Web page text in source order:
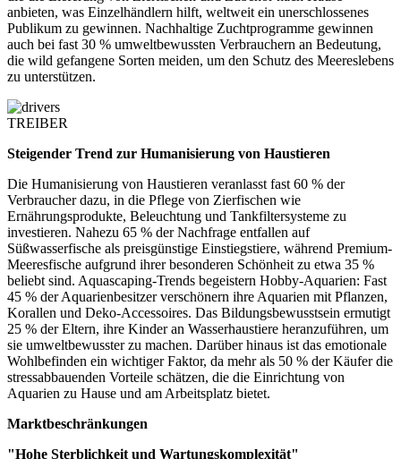
anbieten, was Einzelhändlern hilft, weltweit ein unerschlossenes
Publikum zu gewinnen. Nachhaltige Zuchtprogramme gewinnen
auch bei fast 30 % umweltbewussten Verbrauchern an Bedeutung,
die wild gefangene Sorten meiden, um den Schutz des Meereslebens
zu unterstützen.
TREIBER
Steigender Trend zur Humanisierung von Haustieren
Die Humanisierung von Haustieren veranlasst fast 60 % der
Verbraucher dazu, in die Pflege von Zierfischen wie
Ernährungsprodukte, Beleuchtung und Tankfiltersysteme zu
investieren. Nahezu 65 % der Nachfrage entfallen auf
Süßwasserfische als preisgünstige Einstiegstiere, während Premium-
Meeresfische aufgrund ihrer besonderen Schönheit zu etwa 35 %
beliebt sind. Aquascaping-Trends begeistern Hobby-Aquarien: Fast
45 % der Aquarienbesitzer verschönern ihre Aquarien mit Pflanzen,
Korallen und Deko-Accessoires. Das Bildungsbewusstsein ermutigt
25 % der Eltern, ihre Kinder an Wasserhaustiere heranzuführen, um
sie umweltbewusster zu machen. Darüber hinaus ist das emotionale
Wohlbefinden ein wichtiger Faktor, da mehr als 50 % der Käufer die
stressabbauenden Vorteile schätzen, die die Einrichtung von
Aquarien zu Hause und am Arbeitsplatz bietet.
Marktbeschränkungen
"Hohe Sterblichkeit und Wartungskomplexität"